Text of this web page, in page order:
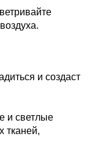
и создаст
и светлые
тканей,